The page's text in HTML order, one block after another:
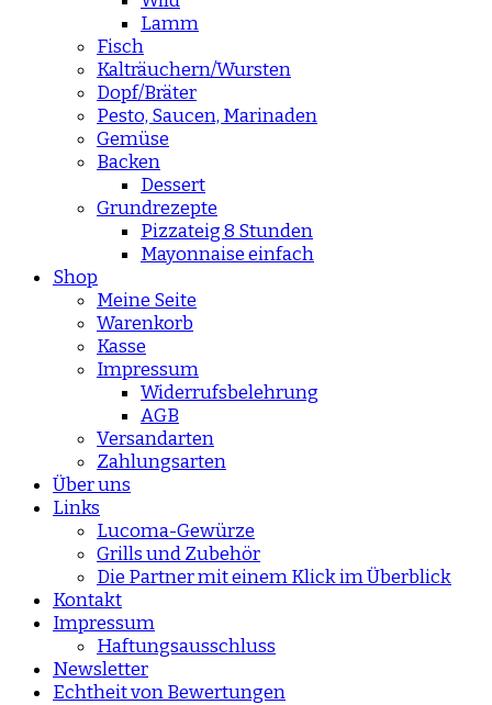
Lamm
Fisch
Kalträuchern/Wursten
Dopf/Bräter
Pesto, Saucen, Marinaden
Gemüse
Backen
Dessert
Grundrezepte
Pizzateig 8 Stunden
Mayonnaise einfach
Shop
Meine Seite
Warenkorb
Kasse
Impressum
Widerrufsbelehrung
AGB
Versandarten
Zahlungsarten
Über uns
Links
Lucoma-Gewürze
Grills und Zubehör
Die Partner mit einem Klick im Überblick
Kontakt
Impressum
Haftungsausschluss
Newsletter
Echtheit von Bewertungen